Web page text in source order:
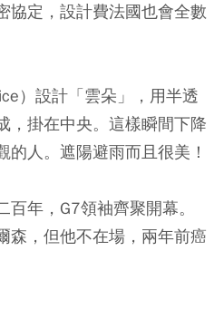
協定，設計費法國也會全數
）設計「雲朵」，用半透
，掛在中央。這樣瞬間下降
的人。遮陽避雨而且很美！
年，G7領袖齊聚開幕。
森，但他不在場，兩年前癌